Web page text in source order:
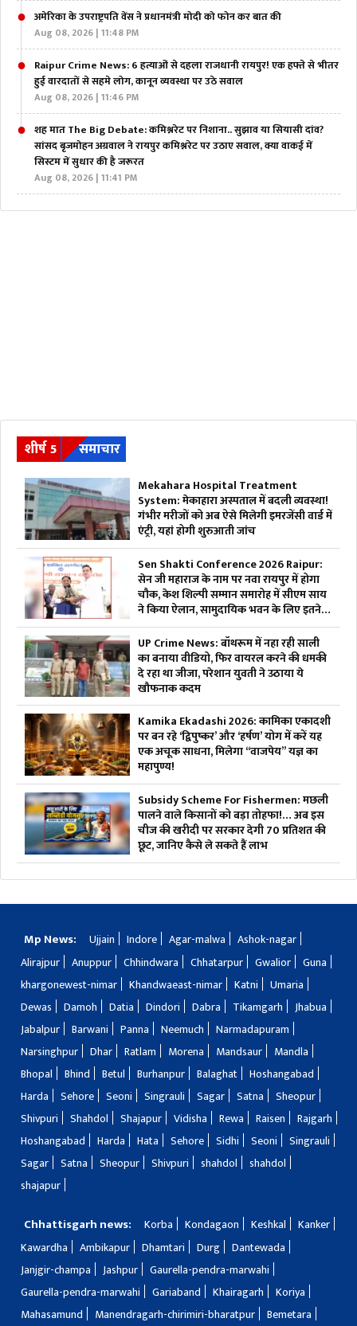
अमेरिका के उपराष्ट्रपति वेंस ने प्रधानमंत्री मोदी को फोन कर बात की
Aug 08, 2026 | 11:48 PM
Raipur Crime News: 6 हत्याओं से दहला राजधानी रायपुर! एक हफ्ते से भीतर
हुई वारदातों से सहमे लोग, कानून व्यवस्था पर उठे सवाल
Aug 08, 2026 | 11:46 PM
शह मात The Big Debate: कमिश्नरेट पर निशाना.. सुझाव या सियासी दांव?
सांसद बृजमोहन अग्रवाल ने रायपुर कमिश्नरेट पर उठाए सवाल, क्या वाकई में
सिस्टम में सुधार की है जरूरत
Aug 08, 2026 | 11:41 PM
शीर्ष 5 समाचार
Mekahara Hospital Treatment
System: मेकाहारा अस्पताल में बदली व्यवस्था!
गंभीर मरीजों को अब ऐसे मिलेगी इमरजेंसी वार्ड में
एंट्री, यहां होगी शुरुआती जांच
Sen Shakti Conference 2026 Raipur:
सेन जी महाराज के नाम पर नवा रायपुर में होगा
चौक, केश शिल्पी सम्मान समारोह में सीएम साय
ने किया ऐलान, सामुदायिक भवन के लिए इतने
लाख रुपए देगी सरकार
UP Crime News: बॉथरूम में नहा रही साली
का बनाया वीडियो, फिर वायरल करने की धमकी
दे रहा था जीजा, परेशान युवती ने उठाया ये
खौफनाक कदम
Kamika Ekadashi 2026: कामिका एकादशी
पर बन रहे ‘द्विपुष्कर’ और ‘हर्षण’ योग में करें यह
एक अचूक साधना, मिलेगा “वाजपेय” यज्ञ का
महापुण्य!
Subsidy Scheme For Fishermen: मछली
पालने वाले किसानों को बड़ा तोहफा!… अब इस
चीज की खरीदी पर सरकार देगी 70 प्रतिशत की
छूट, जानिए कैसे ले सकते हैं लाभ
Mp News: Ujjain Indore Agar-malwa
Ashok-nagar
Alirajpur
Anuppur Chhindwara Chhatarpur Gwalior
Guna
khargonewest-nimar
Khandwaeast-nimar Katni
Umaria
Dewas
Damoh Datia Dindori Dabra Tikamgarh
Jhabua
Jabalpur
Barwani Panna Neemuch
Narmadapuram
Narsinghpur
Dhar Ratlam Morena Mandsaur
Mandla
Bhopal
Bhind Betul Burhanpur Balaghat
Hoshangabad
Harda
Sehore Seoni Singrauli Sagar Satna
Sheopur
Shivpuri
Shahdol Shajapur Vidisha Rewa Raisen
Rajgarh
Hoshangabad
Harda Hata Sehore Sidhi Seoni
Singrauli
Sagar
Satna Sheopur Shivpuri shahdol
shahdol
shajapur
Chhattisgarh news: Korba Kondagaon Keshkal
Kanker
Kawardha
Ambikapur Dhamtari Durg
Dantewada
Janjgir-champa
Jashpur
Gaurella-pendra-marwahi
Gaurella-pendra-marwahi
Gariaband Khairagarh
Koriya
Mahasamund
Manendragarh-chirimiri-bharatpur
Bemetara